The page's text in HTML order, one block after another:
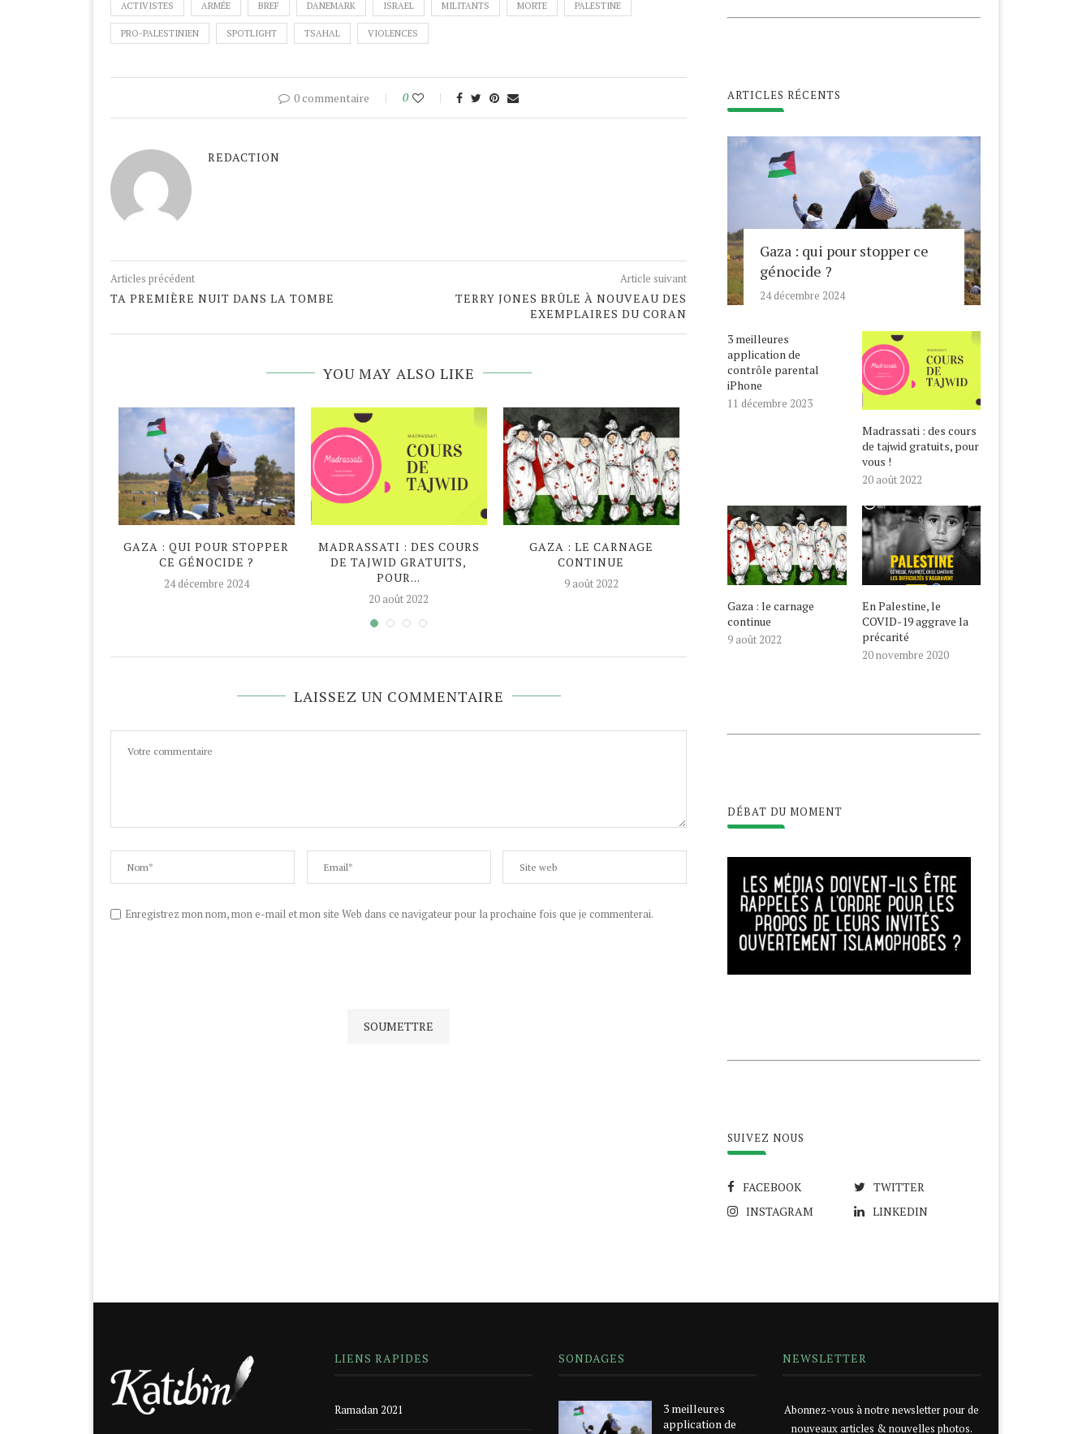
ACTIVISTES ARMÉE BREF DANEMARK ISRAEL MILITANTS MORTE PALESTINE
PRO-PALESTINIEN SPOTLIGHT TSAHAL VIOLENCES
0 commentaire 0
REDACTION
Articles précédent
TA PREMIÈRE NUIT DANS LA TOMBE
Article suivant
TERRY JONES BRÛLE À NOUVEAU DES
EXEMPLAIRES DU CORAN
YOU MAY ALSO LIKE
GAZA : QUI POUR STOPPER
CE GÉNOCIDE ?
24 décembre 2024
MADRASSATI : DES COURS
DE TAJWID GRATUITS,
POUR...
20 août 2022
GAZA : LE CARNAGE
CONTINUE
9 août 2022
EN PALESTINE, LE COVID-19
AGGRAVE LA PRÉCARITÉ
20 novembre 2020
NOUVEL AN HÉGIRIEN,
BIENVENUE EN 1442 !
22 août 2020
LAISSEZ UN COMMENTAIRE
Enregistrez mon nom, mon e-mail et mon site Web dans ce navigateur pour la prochaine fois que je commenterai.
ARTICLES RÉCENTS
Gaza : qui pour stopper ce
génocide ?
24 décembre 2024
3 meilleures
application de
contrôle parental
iPhone
11 décembre 2023
Madrassati : des cours
de tajwid gratuits, pour
vous !
20 août 2022
Gaza : le carnage
continue
9 août 2022
En Palestine, le
COVID-19 aggrave la
précarité
20 novembre 2020
DÉBAT DU MOMENT
SUIVEZ NOUS
FACEBOOK
TWITTER
INSTAGRAM
LINKEDIN
LIENS RAPIDES
Ramadan 2021
SONDAGES
3 meilleures
application de
NEWSLETTER
Abonnez-vous à notre newsletter pour de
nouveaux articles & nouvelles photos.